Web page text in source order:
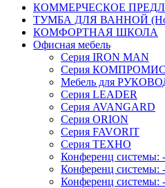
КОММЕРЧЕСКОЕ
ТУМБА ДЛЯ ВАННОЙ
КОМФОРТНАЯ ШКОЛА
Офисная мебель
Серия IRON MAN
Серия
Мебель для
Серия LEADER
Серия AVANGARD
Серия ORION
Серия FAVORIT
Серия ТЕХНО
Конференц системы:
Конференц системы:
Конференц системы: